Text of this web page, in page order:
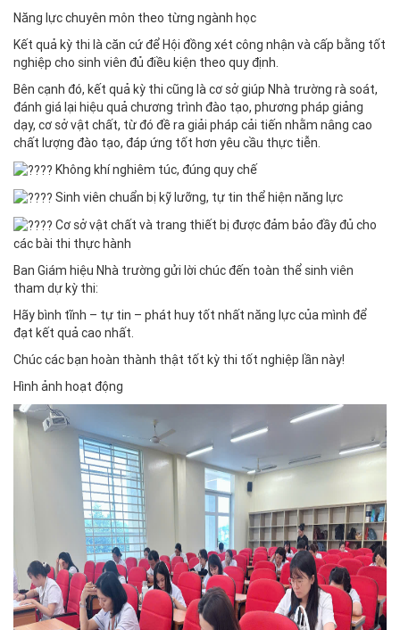
Năng lực chuyên môn theo từng ngành học
Kết quả kỳ thi là căn cứ để Hội đồng xét công nhận và cấp bằng tốt
nghiệp cho sinh viên đủ điều kiện theo quy định.
Bên cạnh đó, kết quả kỳ thi cũng là cơ sở giúp Nhà trường rà soát,
đánh giá lại hiệu quả chương trình đào tạo, phương pháp giảng
dạy, cơ sở vật chất, từ đó đề ra giải pháp cải tiến nhằm nâng cao
chất lượng đào tạo, đáp ứng tốt hơn yêu cầu thực tiễn.
Không khí nghiêm túc, đúng quy chế
Sinh viên chuẩn bị kỹ lưỡng, tự tin thể hiện năng lực
Cơ sở vật chất và trang thiết bị được đảm bảo đầy đủ cho
các bài thi thực hành
Ban Giám hiệu Nhà trường gửi lời chúc đến toàn thể sinh viên
tham dự kỳ thi:
Hãy bình tĩnh – tự tin – phát huy tốt nhất năng lực của mình để
đạt kết quả cao nhất.
Chúc các bạn hoàn thành thật tốt kỳ thi tốt nghiệp lần này!
Hình ảnh hoạt động